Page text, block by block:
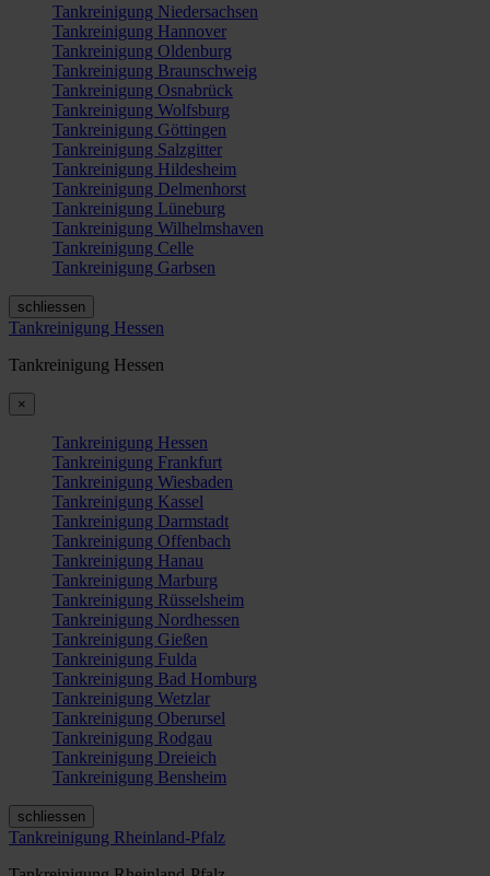
Tankreinigung Niedersachsen
Tankreinigung Hannover
Tankreinigung Oldenburg
Tankreinigung Braunschweig
Tankreinigung Osnabrück
Tankreinigung Wolfsburg
Tankreinigung Göttingen
Tankreinigung Salzgitter
Tankreinigung Hildesheim
Tankreinigung Delmenhorst
Tankreinigung Lüneburg
Tankreinigung Wilhelmshaven
Tankreinigung Celle
Tankreinigung Garbsen
schliessen
Tankreinigung Hessen
Tankreinigung Hessen
×
Tankreinigung Hessen
Tankreinigung Frankfurt
Tankreinigung Wiesbaden
Tankreinigung Kassel
Tankreinigung Darmstadt
Tankreinigung Offenbach
Tankreinigung Hanau
Tankreinigung Marburg
Tankreinigung Rüsselsheim
Tankreinigung Nordhessen
Tankreinigung Gießen
Tankreinigung Fulda
Tankreinigung Bad Homburg
Tankreinigung Wetzlar
Tankreinigung Oberursel
Tankreinigung Rodgau
Tankreinigung Dreieich
Tankreinigung Bensheim
schliessen
Tankreinigung Rheinland-Pfalz